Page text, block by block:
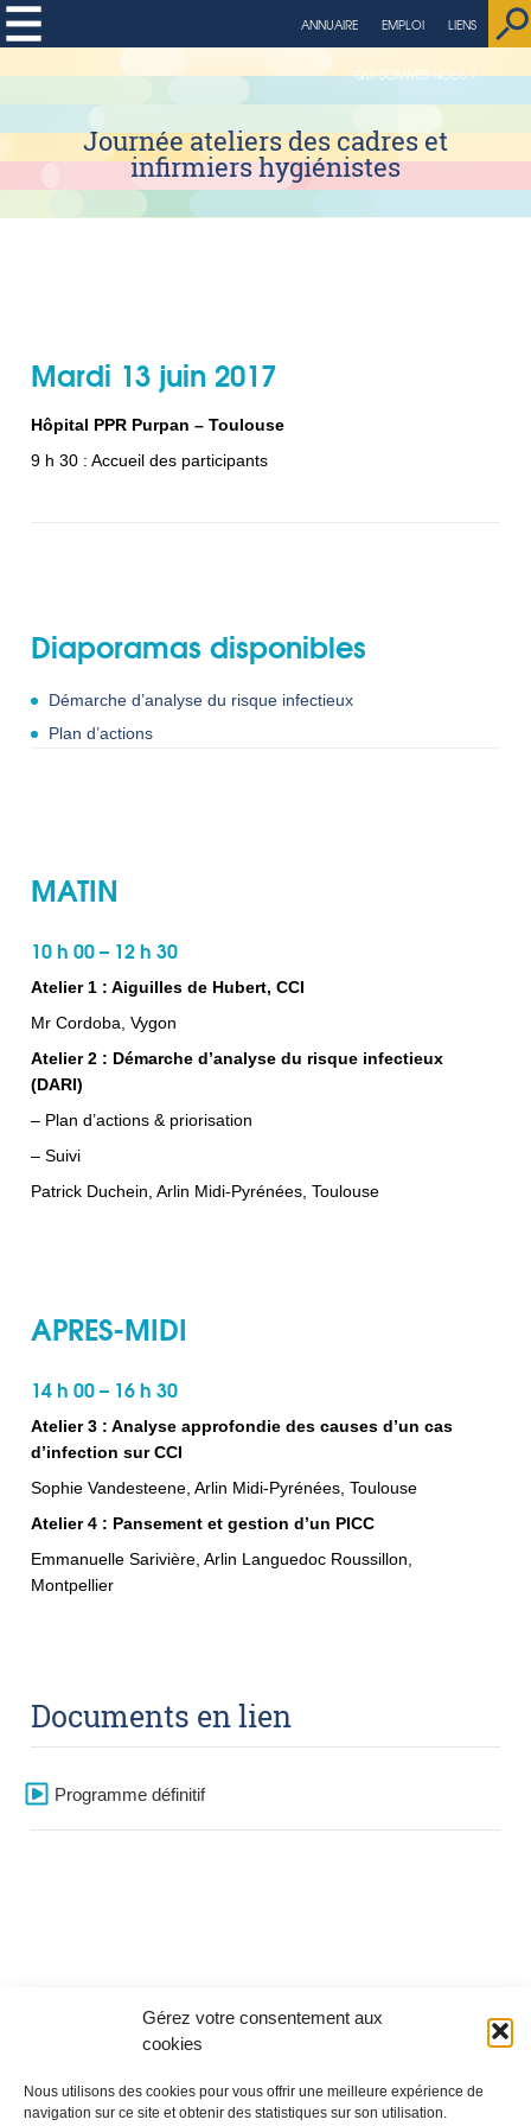
Gérez votre consentement aux
cookies
Nous utilisons des cookies pour vous offrir une meilleure expérience de
navigation sur ce site et obtenir des statistiques sur son utilisation.
LIENS
EMPLOI
ANNUAIRE
QUI SOMMES NOUS ?
string(4) "page"
Journée ateliers des cadres et
infirmiers hygiénistes
Mardi 13 juin 2017
Hôpital PPR Purpan – Toulouse
9 h 30 : Accueil des participants
Diaporamas disponibles
Démarche d’analyse du risque infectieux
Plan d’actions
MATIN
10 h 00 – 12 h 30
Atelier 1 : Aiguilles de Hubert, CCI
Mr Cordoba, Vygon
Atelier 2 : Démarche d’analyse du risque infectieux
(DARI)
– Plan d’actions & priorisation
– Suivi
Patrick Duchein, Arlin Midi-Pyrénées, Toulouse
APRES-MIDI
14 h 00 – 16 h 30
Atelier 3 : Analyse approfondie des causes d’un cas
d’infection sur CCI
Sophie Vandesteene, Arlin Midi-Pyrénées, Toulouse
Atelier 4 : Pansement et gestion d’un PICC
Emmanuelle Sarivière, Arlin Languedoc Roussillon,
Montpellier
Documents en lien
Programme définitif